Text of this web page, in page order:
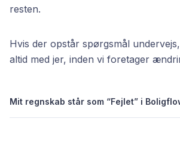
resten.
Hvis der opstår spørgsmål
altid med jer, inden vi foretager
Mit regnskab står som “Fejlet” i